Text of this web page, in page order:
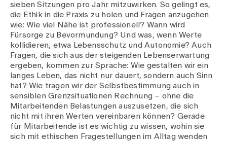
sieben Sitzungen pro Jahr mitzuwirken. So gelingt es,
die Ethik in die Praxis zu holen und Fragen anzugehen
wie: Wie viel Nähe ist professionell? Wann wird
Fürsorge zu Bevormundung? Und was, wenn Werte
kollidieren, etwa Lebensschutz und Autonomie? Auch
Fragen, die sich aus der steigenden Lebenserwartung
ergeben, kommen zur Sprache: Wie gestalten wir ein
langes Leben, das nicht nur dauert, sondern auch Sinn
hat? Wie tragen wir der Selbstbestimmung auch in
sensiblen Grenzsituationen Rechnung – ohne die
Mitarbeitenden Belastungen auszusetzen, die sich
nicht mit ihren Werten vereinbaren können? Gerade
für Mitarbeitende ist es wichtig zu wissen, wohin sie
sich mit ethischen Fragestellungen im Alltag wenden